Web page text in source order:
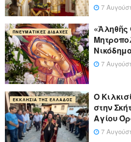
7
ΠΝΕΥΜΑΤΙΚΈΣ ΔΙΔΑΧΈΣ
«Ἀληθῆς
7
ΕΚΚΛΗΣΊΑ ΤΗΣ ΕΛΛΆΔΟΣ
Ο
στην
Αγίου
7